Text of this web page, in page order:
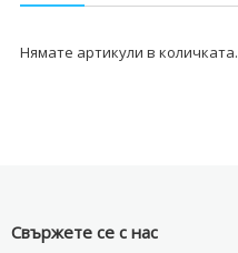
Нямате артикули в количката.
Свържете се с нас